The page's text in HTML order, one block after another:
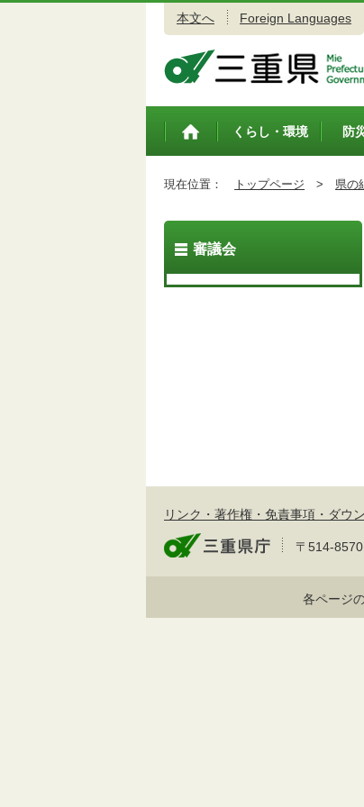
本文へ Foreign Languages
トップペ
くらし・環境 防
現在位置： トップページ > 県の
審議会
リンク・著作権・免責事項・ダウ
〒514-
各ページ